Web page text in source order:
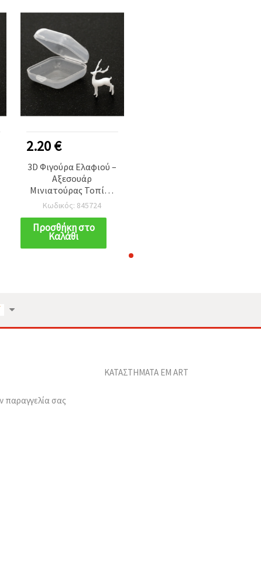
2.20 €
3D Φιγούρα Ελαφιού –
Αξεσουάρ
Μινιατούρας Τοπίου
για Ενσωμάτωση σε
Εποξική Ρητίνη,
21x32x15 mm
Κωδικός: 845724
Προσθήκη στο
Καλάθι
παραγγελία σας
ΚΑΤΑΣΤΗΜΑΤΑ EM ART